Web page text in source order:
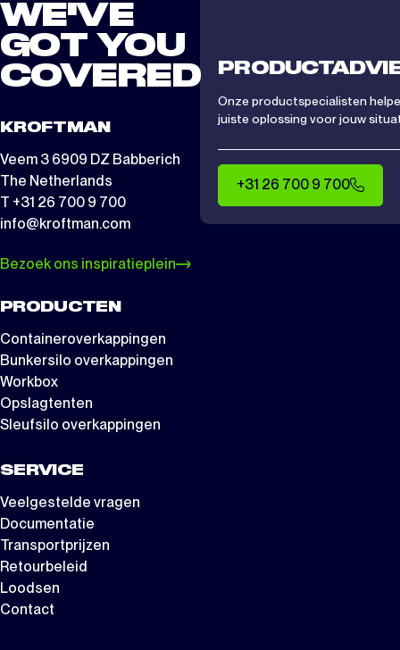
WE'VE
GOT YOU
COVERED
KROFTMAN
Veem 3 6909 DZ Babberich
The Netherlands
T +31 26 700 9 700
info@kroftman.com
Bezoek ons inspiratieplein
PRODUCTEN
Containeroverkappingen
Bunkersilo overkappingen
Workbox
Opslagtenten
Sleufsilo overkappingen
SERVICE
Veelgestelde vragen
Documentatie
Transportprijzen
Retourbeleid
Loodsen
Contact
Onze productspecialisten
juiste oplossing voor jouw
+31 26 700 9 700